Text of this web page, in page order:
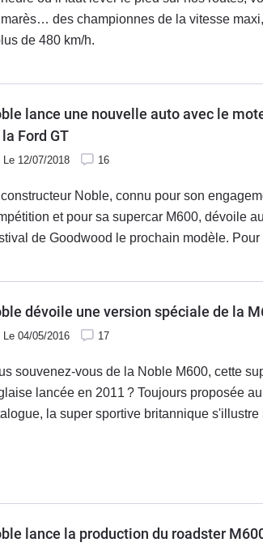
des championnes de la vitesse
de 480 km/h.
lance une nouvelle auto avec le
Ford GT
Le 12/07/2018 16
constructeur Noble, connu pour son
et pour sa supercar M600, dévoile au
de Goodwood le prochain modèle. Pour
de la Ford GT, avec une puissance
dévoile une version spéciale de la
Le 04/05/2016 17
souvenez-vous de la Noble M600, cette
lancée en 2011 ? Toujours proposée au
la super sportive britannique s'illustre
lance la production du roadster